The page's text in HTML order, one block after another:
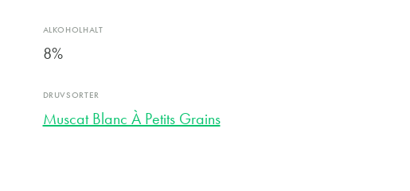
ALKOHOLHALT
8%
DRUVSORTER
Muscat Blanc À Petits Grains